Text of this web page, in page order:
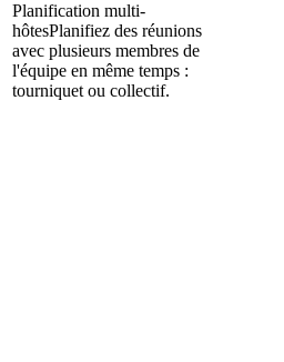
Planification multi-
hôtesPlanifiez des réunions
avec plusieurs membres de
l'équipe en même temps :
tourniquet ou collectif.